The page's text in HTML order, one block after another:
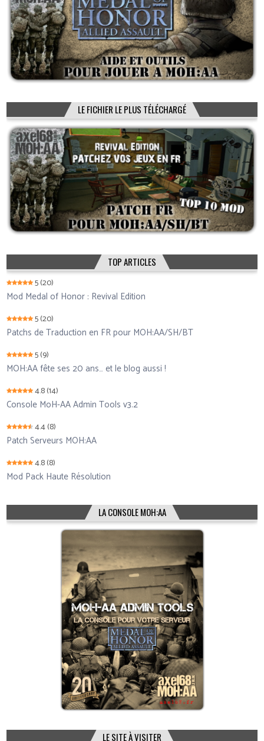
LE FICHIER LE PLUS TÉLÉCHARGÉ
TOP ARTICLES
5(20)
Mod Medal of Honor : Revival Edition
5(20)
Patchs de Traduction en FR pour MOH:AA/SH/BT
5(9)
MOH:AA fête ses 20 ans… et le blog aussi !
4.8(14)
Console MoH-AA Admin Tools v3.2
4.4(8)
Patch Serveurs MOH:AA
4.8(8)
Mod Pack Haute Résolution
LA CONSOLE MOH:AA
LE SITE À VISITER